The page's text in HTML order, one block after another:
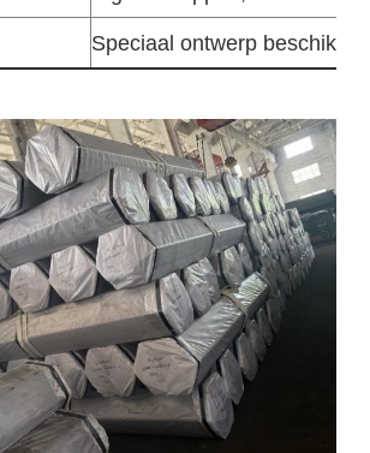
Speciaal ontwerp